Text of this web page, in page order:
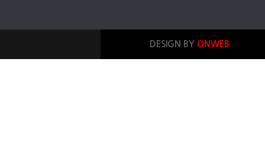
DESIGN BY ONWEB